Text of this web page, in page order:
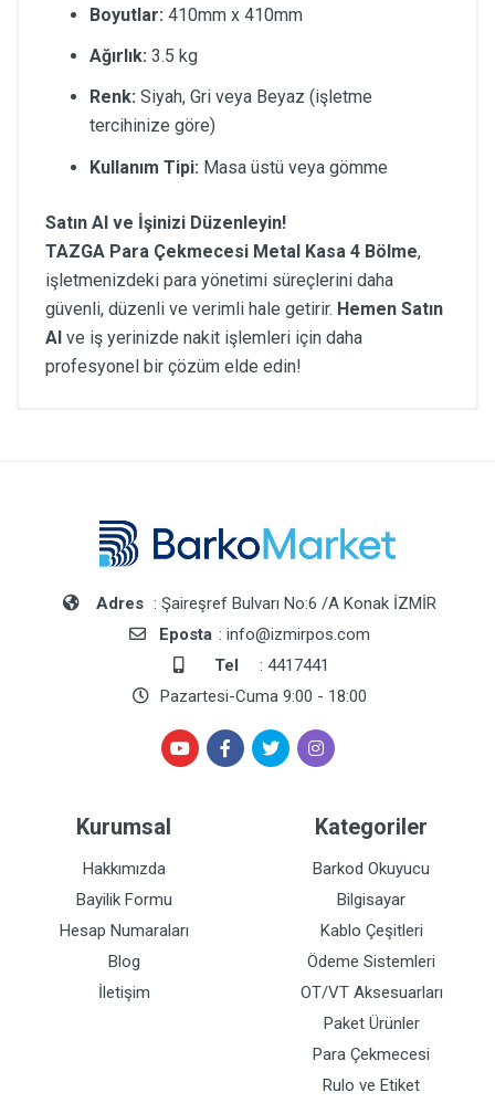
Boyutlar: 410mm x 410mm
Ağırlık: 3.5 kg
Renk: Siyah, Gri veya Beyaz (işletme
tercihinize göre)
Kullanım Tipi: Masa üstü veya gömme
Satın Al ve İşinizi Düzenleyin!
TAZGA Para Çekmecesi Metal Kasa 4 Bölme,
işletmenizdeki para yönetimi süreçlerini daha
güvenli, düzenli ve verimli hale getirir. Hemen Satın
Al ve iş yerinizde nakit işlemleri için daha
profesyonel bir çözüm elde edin!
Adres : Şaireşref Bulvarı No:6 /A Konak İZMİR
Eposta : info@izmirpos.com
Tel
: 4417441
Pazartesi-Cuma 9:00 - 18:00
Kurumsal
Hakkımızda
Bayilik Formu
Hesap Numaraları
Blog
İletişim
Kategoriler
Barkod Okuyucu
Bilgisayar
Kablo Çeşitleri
Ödeme Sistemleri
OT/VT Aksesuarları
Paket Ürünler
Para Çekmecesi
Rulo ve Etiket